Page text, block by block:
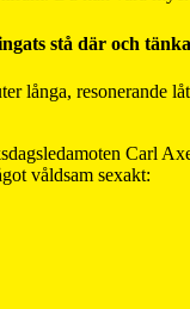
stå där och
långa,
Carl
våldsam sexakt: